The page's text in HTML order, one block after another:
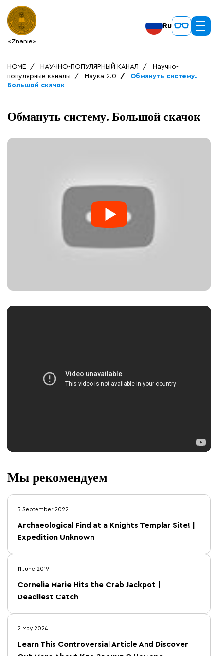
«Znanie»
Ru
HOME НАУЧНО-ПОПУЛЯРНЫЙ КАНАЛ
Научно-
популярные каналы
Наука 2.0
Обмануть систему.
Большой скачок
Обмануть систему. Большой скачок
Мы рекомендуем
5 September 2022
Archaeological Find at a Knights Templar Site! |
Expedition Unknown
11 June 2019
Cornelia Marie Hits the Crab Jackpot |
Deadliest Catch
2 May 2024
Learn This Controversial Article And Discover